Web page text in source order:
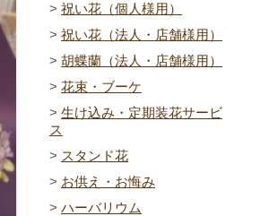
祝い花（個人様用）
祝い花（法人・店舗様用）
胡蝶蘭（法人・店舗様用）
花束・ブーケ
生け込み・定期装花サービ
ス
スタンド花
お供え・お悔み
ハーバリウム